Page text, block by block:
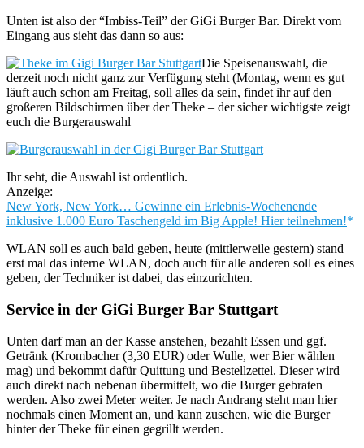
Unten ist also der “Imbiss-Teil” der GiGi Burger Bar. Direkt vom
Eingang aus sieht das dann so aus:
Die Speisenauswahl, die
derzeit noch nicht ganz zur Verfügung steht (Montag, wenn es gut
läuft auch schon am Freitag, soll alles da sein, findet ihr auf den
großeren Bildschirmen über der Theke – der sicher wichtigste zeigt
euch die Burgerauswahl
Ihr seht, die Auswahl ist ordentlich.
Anzeige:
New York, New York… Gewinne ein Erlebnis-Wochenende
inklusive 1.000 Euro Taschengeld im Big Apple! Hier teilnehmen!
WLAN soll es auch bald geben, heute (mittlerweile gestern) stand
erst mal das interne WLAN, doch auch für alle anderen soll es eines
geben, der Techniker ist dabei, das einzurichten.
Service in der GiGi Burger Bar Stuttgart
Unten darf man an der Kasse anstehen, bezahlt Essen und ggf.
Getränk (Krombacher (3,30 EUR) oder Wulle, wer Bier wählen
mag) und bekommt dafür Quittung und Bestellzettel. Dieser wird
auch direkt nach nebenan übermittelt, wo die Burger gebraten
werden. Also zwei Meter weiter. Je nach Andrang steht man hier
nochmals einen Moment an, und kann zusehen, wie die Burger
hinter der Theke für einen gegrillt werden.